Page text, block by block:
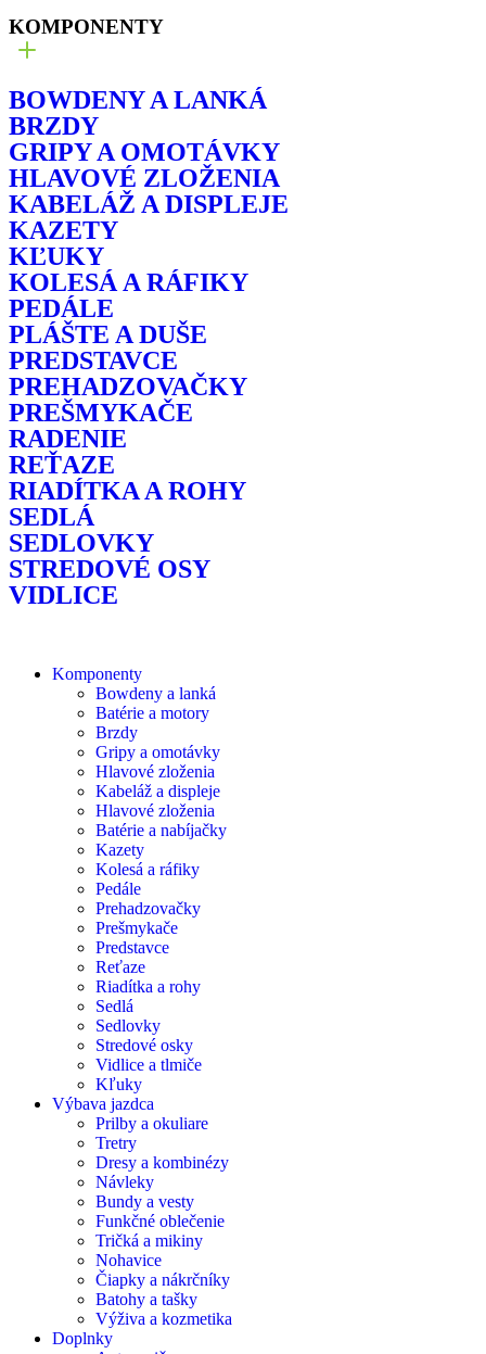
KOMPONENTY
BOWDENY A LANKÁ
BRZDY
GRIPY A OMOTÁVKY
HLAVOVÉ ZLOŽENIA
KABELÁŽ A DISPLEJE
KAZETY
KĽUKY
KOLESÁ A RÁFIKY
PEDÁLE
PLÁŠTE A DUŠE
PREDSTAVCE
PREHADZOVAČKY
PREŠMYKAČE
RADENIE
REŤAZE
RIADÍTKA A ROHY
SEDLÁ
SEDLOVKY
STREDOVÉ OSY
VIDLICE
Komponenty
Bowdeny a lanká
Batérie a motory
Brzdy
Gripy a omotávky
Hlavové zloženia
Kabeláž a displeje
Hlavové zloženia
Batérie a nabíjačky
Kazety
Kolesá a ráfiky
Pedále
Prehadzovačky
Prešmykače
Predstavce
Reťaze
Riadítka a rohy
Sedlá
Sedlovky
Stredové osky
Vidlice a tlmiče
Kľuky
Výbava jazdca
Prilby a okuliare
Tretry
Dresy a kombinézy
Návleky
Bundy a vesty
Funkčné oblečenie
Tričká a mikiny
Nohavice
Čiapky a nákrčníky
Batohy a tašky
Výživa a kozmetika
Doplnky